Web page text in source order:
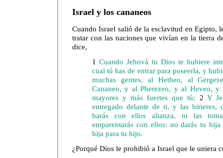
Israel y los cananeos
Cuando Israel salió de la esclavitud en Egipto,
tratar con las naciones que vivían en la tierra
dice,
1 Cuando Jehová tu Dios te hubiere
cual tú has de entrar para poseerla, y
muchas gentes, al Hetheo, al
Cananeo, y al Pherezeo, y al Heveo, y
mayores y más fuertes que tú; 2 Y
entregado delante de ti, y las hirieres,
harás con ellos alianza, ni las
emparentarás con ellos: no darás tu
hija para tu hijo.
¿Porqué Dios le prohibió a Israel que le uniera